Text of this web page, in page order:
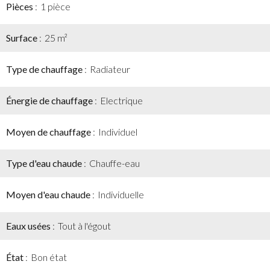
Pièces 1 pièce
Surface 25 m²
Type de chauffage Radiateur
Énergie de chauffage Electrique
Moyen de chauffage Individuel
Type d'eau chaude Chauffe-eau
Moyen d'eau chaude Individuelle
Eaux usées Tout à l'égout
État Bon état